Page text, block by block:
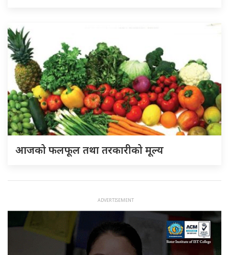
आजको फलफूल तथा तरकारीको मूल्य